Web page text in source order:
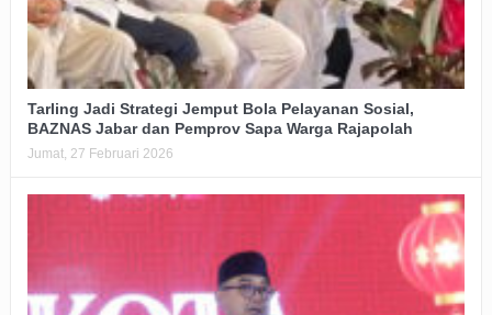
Tarling Jadi Strategi Jemput Bola Pelayanan Sosial,
BAZNAS Jabar dan Pemprov Sapa Warga Rajapolah
Jumat, 27 Februari 2026